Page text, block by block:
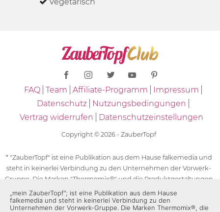
FAQ Team Affiliate-Programm
Impressum
Datenschutz
Nutzungsbedingungen
Vertrag widerrufen
Datenschutzeinstellungen
Copyright © 2026 - ZauberTopf
* "ZauberTopf" ist eine Publikation aus dem Hause falkemedia und
steht in keinerlei Verbindung zu den Unternehmen der Vorwerk-
Gruppe. Die Marken "Thermomix®" und die Produktgestaltungen
des "Thermomix®" sind eingetragene Marken der Unternehmen
der Vorwerk-Gruppe. Die Marken Thermomix®, die Zeichen TM5®,
„mein ZauberTopf”; ist eine Publikation aus dem Hause
falkemedia und steht in keinerlei Verbindung zu den
Unternehmen der Vorwerk-Gruppe. Die Marken Thermomix®, die